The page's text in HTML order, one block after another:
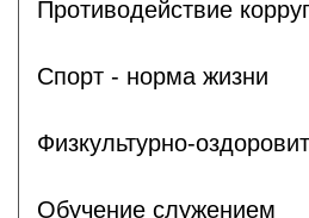
Противодействие
Спорт - норма жизни
Физкультурно-
Обучение служением